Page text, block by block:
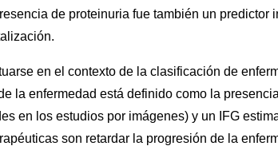
de proteinuria fue también un predictor
en el contexto de la clasificación de
la enfermedad está definido como la
en los estudios por imágenes) y un IFG
son retardar la progresión de la